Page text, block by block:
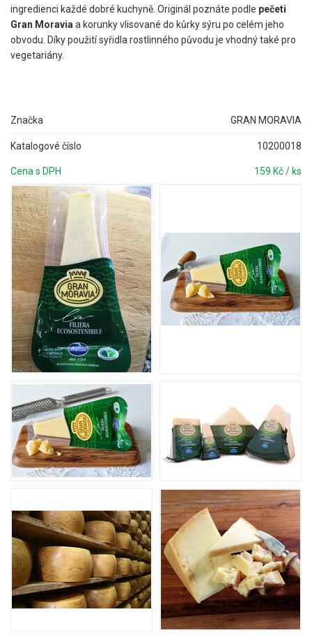
ingredienci každé dobré kuchyně. Originál poznáte podle pečeti
Gran Moravia a korunky vlisované do kůrky sýru po celém jeho
obvodu. Díky použití syřidla rostlinného původu je vhodný také pro
vegetariány.
Značka GRAN MORAVIA
Katalogové číslo 10200018
Cena s DPH 159 Kč / ks